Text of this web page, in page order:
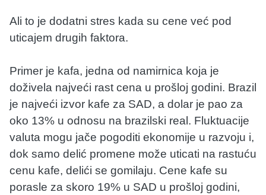
Ali to je dodatni stres kada su cene već pod
uticajem drugih faktora.
Primer je kafa, jedna od namirnica koja je
doživela najveći rast cena u prošloj godini. Brazil
je najveći izvor kafe za SAD, a dolar je pao za
oko 13% u odnosu na brazilski real. Fluktuacije
valuta mogu jače pogoditi ekonomije u razvoju i,
dok samo delić promene može uticati na rastuću
cenu kafe, delići se gomilaju. Cene kafe su
porasle za skoro 19% u SAD u prošloj godini,